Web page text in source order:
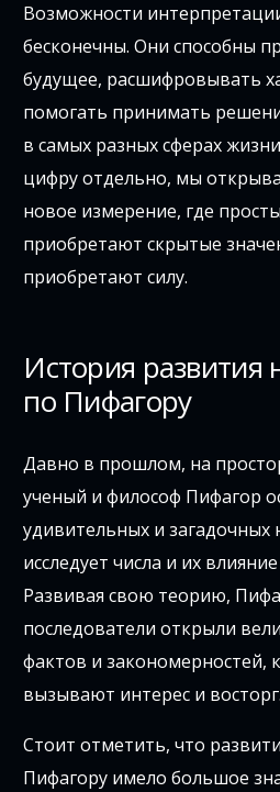
Возможности
бесконечны. Они способны
будущее, расшифровывать
помогать принимать
в самых разных сферах
цифру отдельно, мы
новое измерение, где
приобретают скрытые
приобретают силу.
История развития
по Пифагору
Давно в прошлом, на
ученый и философ Пифагор
удивительных и загадочных
исследует числа и их
Развивая свою теорию,
последователи открыли
фактов и закономерностей,
вызывают интерес и восторг.
Стоит отметить, что
Пифагору имело большое